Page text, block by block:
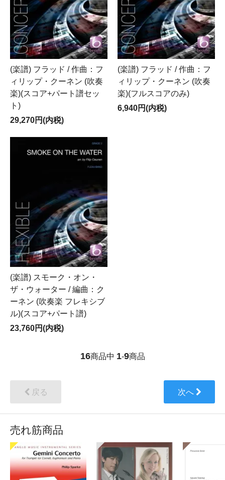
(楽譜) フラッド / 作曲：フ
ィリップ・クーネン (吹奏
楽)(スコア+パート譜セッ
ト)
29,270円(内税)
(楽譜) フラッド / 作曲：フ
ィリップ・クーネン (吹奏
楽)(フルスコアのみ)
6,940円(内税)
(楽譜) スモーク・オン・
ザ・ウォーター / 編曲：ク
ーネン (吹奏楽 フレキシブ
ル)(スコア+パート譜)
23,760円(内税)
16商品中 1-9商品
戻る 次へ
売れ筋商品